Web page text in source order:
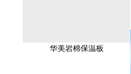
华美岩棉保温板